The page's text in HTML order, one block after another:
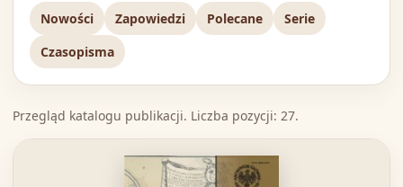
Nowości Zapowiedzi Polecane
Serie
Czasopisma
Przegląd katalogu publikacji. Liczba pozycji: 27.